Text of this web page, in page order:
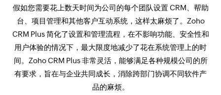
假如您需要花上数天时间为公司的每个团队设置 CRM、帮助
台、项目管理和其他客户互动系统，这样太麻烦了。Zoho
CRM Plus 简化了设置和管理流程，在不影响功能、安全性和
用户体验的情况下，最大限度地减少了花在系统管理上的时
间。Zoho CRM Plus 非常灵活，能够满足各种规模公司的所
有要求，旨在与企业共同成长，消除跨部门协调不同软件产
品的麻烦。